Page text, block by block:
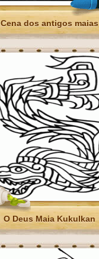
Cena dos antigos maias
O Deus Maia Kukulkan